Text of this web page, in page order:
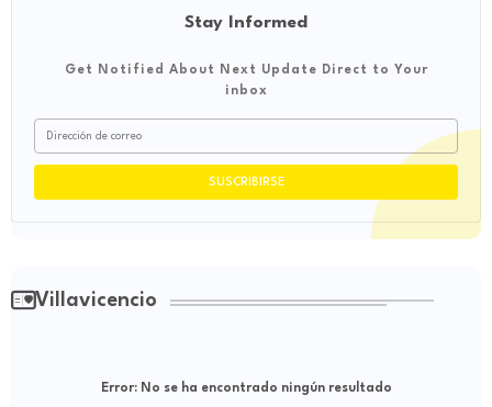
Stay Informed
Get Notified About Next Update Direct to Your
inbox
Villavicencio
Error:No se ha encontrado ningún resultado